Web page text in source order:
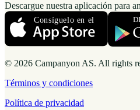
Descargue nuestra aplicación para
© 2026 Campanyon AS. All rights
Términos y condiciones
Política de privacidad